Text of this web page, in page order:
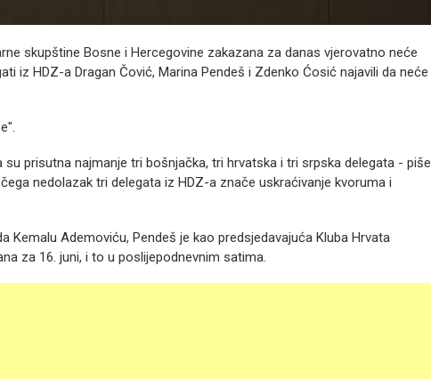
skupštine Bosne i Hercegovine zakazana za danas vjerovatno neće
iz HDZ-a Dragan Čović, Marina Pendeš i Zdenko Ćosić najavili da neće
prisutna najmanje tri bošnjačka, tri hrvatska i tri srpska delegata - piše
nedolazak tri delegata iz HDZ-a znače uskraćivanje kvoruma i
Kemalu Ademoviću, Pendeš je kao predsjedavajuća Kluba Hrvata
za 16. juni, i to u poslijepodnevnim satima.